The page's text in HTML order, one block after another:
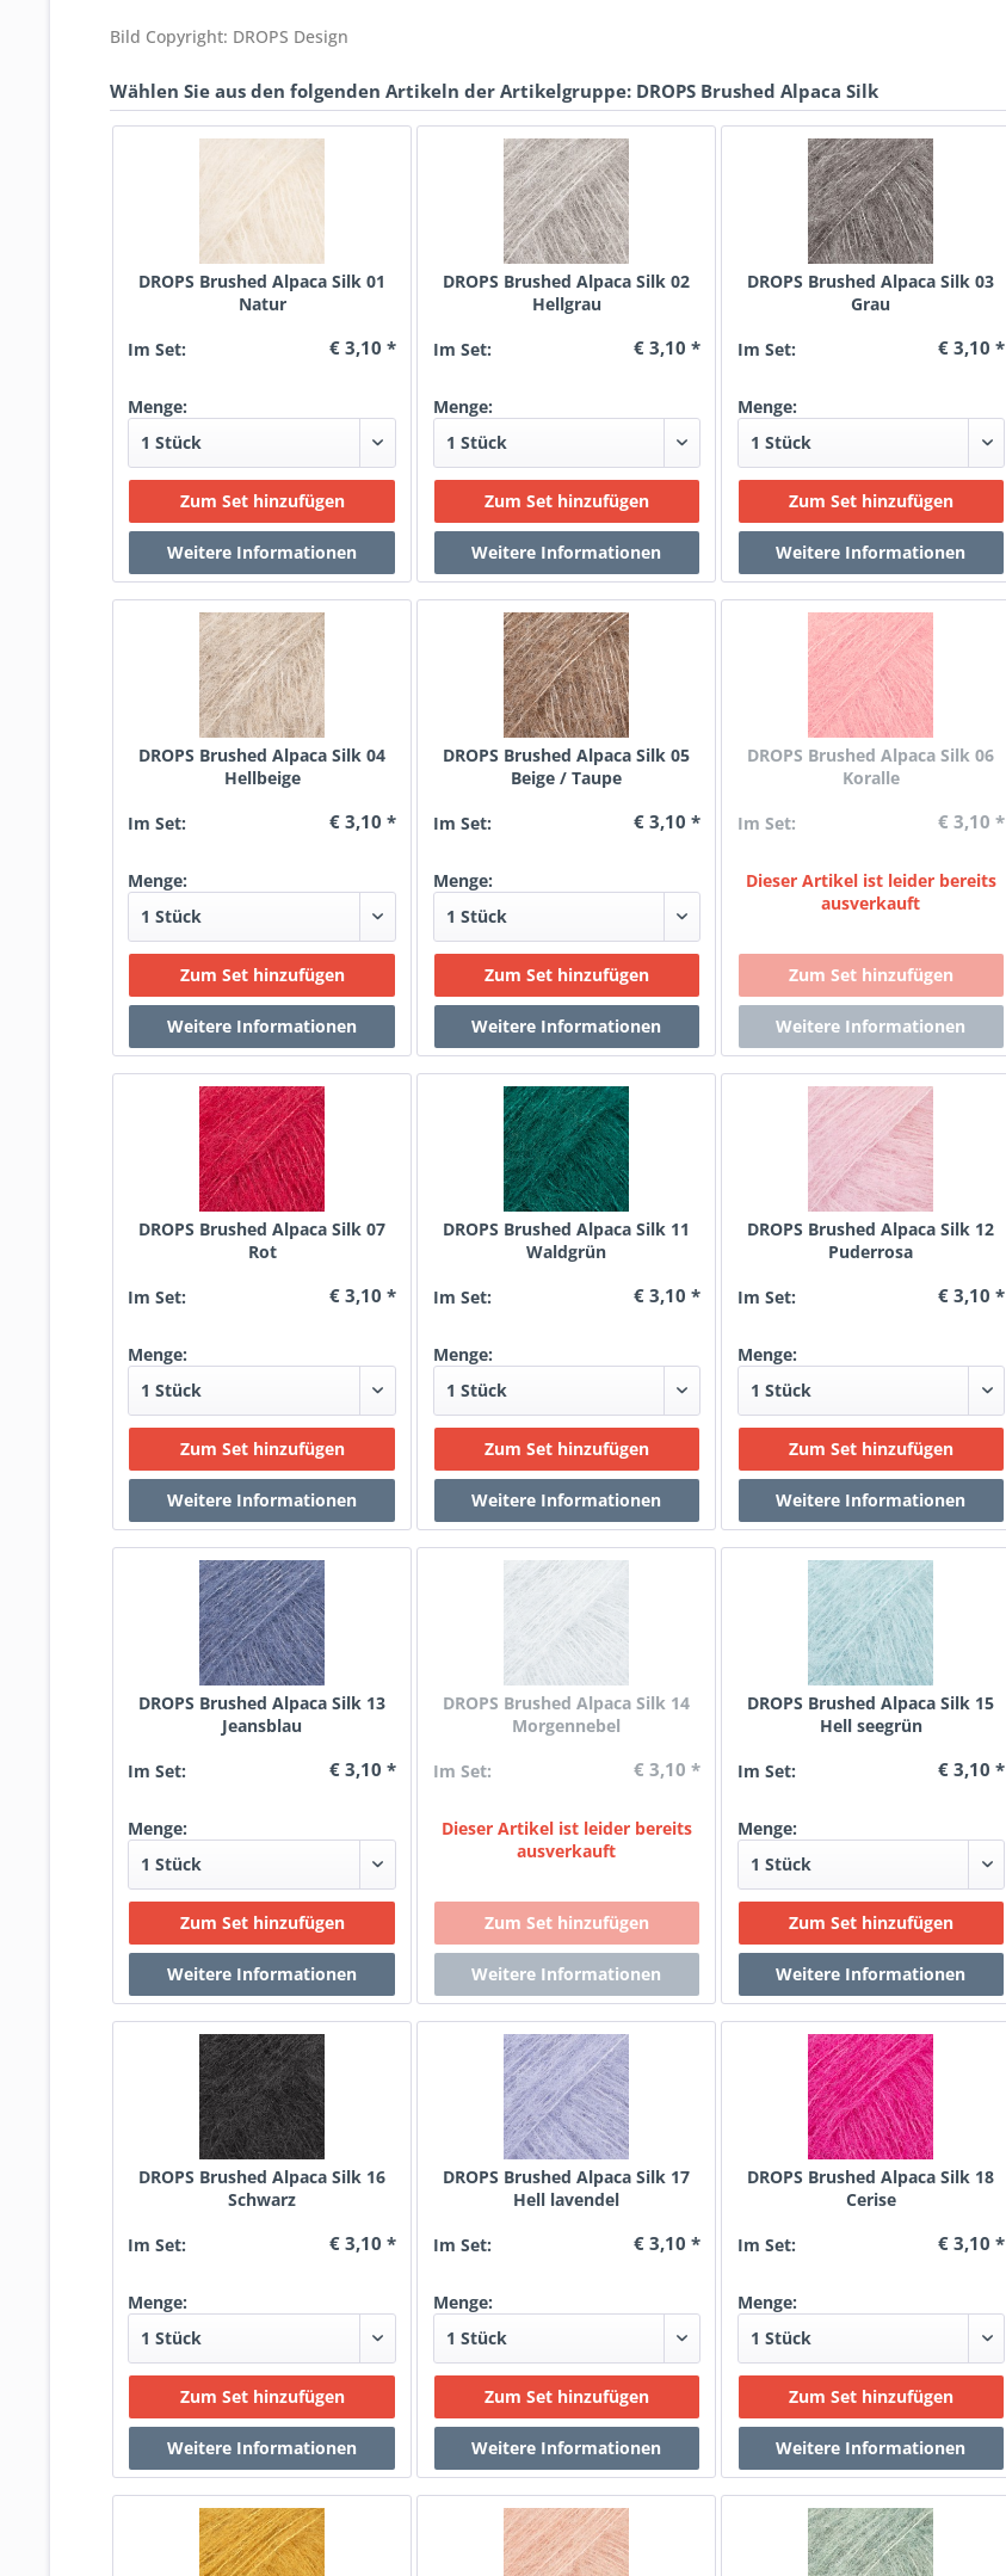
Bild Copyright: DROPS Design
Wählen Sie aus den folgenden Artikeln der Artikelgruppe: DROPS Brushed Alpaca Silk
DROPS Brushed Alpaca Silk 01
Natur
Im Set:
€ 3,10 *
Menge:
DROPS Brushed Alpaca Silk 02
Hellgrau
Im Set:
€ 3,10 *
Menge:
DROPS Brushed Alpaca Silk 03
Grau
Im Set:
€ 3,10 *
Menge:
DROPS Brushed Alpaca Silk 04
Hellbeige
Im Set:
€ 3,10 *
Menge:
DROPS Brushed Alpaca Silk 05
Beige / Taupe
Im Set:
€ 3,10 *
Menge:
DROPS Brushed Alpaca Silk 06
Koralle
Im Set:
€ 3,10 *
Dieser Artikel ist leider bereits
ausverkauft
DROPS Brushed Alpaca Silk 07
Rot
Im Set:
€ 3,10 *
Menge:
DROPS Brushed Alpaca Silk 11
Waldgrün
Im Set:
€ 3,10 *
Menge:
DROPS Brushed Alpaca Silk 12
Puderrosa
Im Set:
€ 3,10 *
Menge:
DROPS Brushed Alpaca Silk 13
Jeansblau
Im Set:
€ 3,10 *
Menge:
DROPS Brushed Alpaca Silk 14
Morgennebel
Im Set:
€ 3,10 *
Dieser Artikel ist leider bereits
ausverkauft
DROPS Brushed Alpaca Silk 15
Hell seegrün
Im Set:
€ 3,10 *
Menge:
DROPS Brushed Alpaca Silk 16
Schwarz
Im Set:
€ 3,10 *
Menge:
DROPS Brushed Alpaca Silk 17
Hell lavendel
Im Set:
€ 3,10 *
Menge:
DROPS Brushed Alpaca Silk 18
Cerise
Im Set:
€ 3,10 *
Menge: